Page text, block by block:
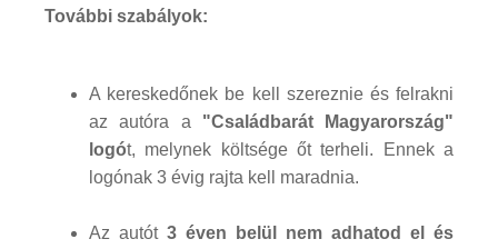
További szabályok:
A kereskedőnek be kell szereznie és felrakni
az autóra a "Családbarát Magyarország"
logót, melynek költsége őt terheli. Ennek a
logónak 3 évig rajta kell maradnia.
Az autót 3 éven belül nem adhatod el és